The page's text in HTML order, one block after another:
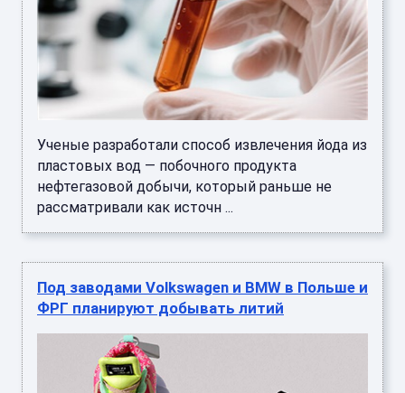
Ученые разработали способ извлечения йода из
пластовых вод — побочного продукта
нефтегазовой добычи, который раньше не
рассматривали как источн ...
Под заводами Volkswagen и BMW в Польше и
ФРГ планируют добывать литий